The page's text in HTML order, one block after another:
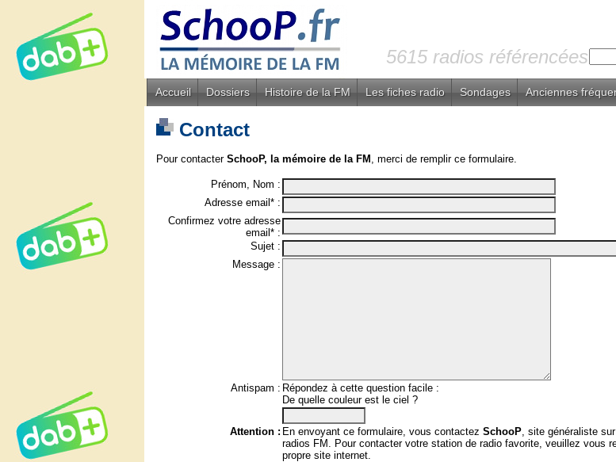
5615 radios référencées
Accueil Dossiers Histoire de la FM Les fiches radio Sondages Anciennes
Contact
Pour contacter SchooP, la mémoire de la FM , merci de remplir ce formulaire.
Prénom, Nom :
Adresse email* :
Confirmez votre adresse
email* :
Sujet :
Message :
Antispam : Répondez à cette question facile :
De quelle couleur est le ciel ?
Attention : En envoyant ce formulaire, vous contactez SchooP, site généraliste
radios FM. Pour contacter votre station de radio favorite, veuillez vous
propre site internet.